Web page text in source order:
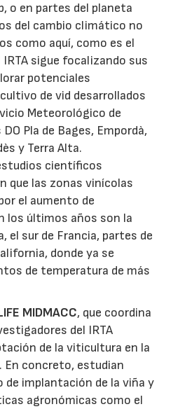
o en partes del planeta
del cambio climático no
como aquí, como es el
IRTA sigue focalizando sus
potenciales
de vid desarrollados
Meteorológico de
Pla de Bages, Empordà,
y Terra Alta.
científicos
que las zonas vinícolas
el aumento de
los últimos años son la
el sur de Francia, partes de
donde ya se
de temperatura de más
MIDMACC, que coordina
del IRTA
de la viticultura en la
En concreto, estudian
de implantación de la viña y
agronómicas como el